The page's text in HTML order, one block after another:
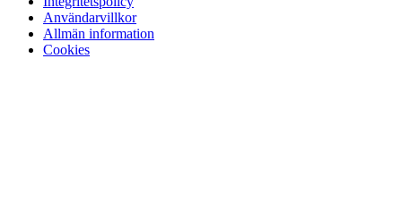
Användarvillkor
Allmän information
Cookies